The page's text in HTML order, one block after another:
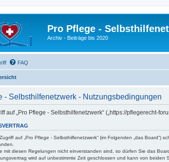
Pro Pflege -
Archiv - Beiträge bis 2020
FAQ
- Selbsthilfenetzwerk - Nutzungsbedingungen
auf „Pro Pflege - Selbsthilfenetzwerk“ („https://pflegerecht-
auf „Pro Pflege - Selbsthilfenetzwerk“ (im Folgenden „das
mit diesen Regelungen nicht einverstanden sind, so dürfen Sie das
wird auf unbestimmte Zeit geschlossen und kann von beiden